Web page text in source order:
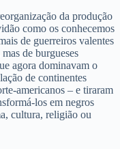
da produção
como os conhecemos
de guerreiros valentes
de burgueses
agora dominavam o
de continentes
americanos – e tiraram
los em negros
cultura, religião ou